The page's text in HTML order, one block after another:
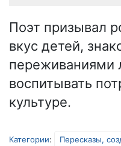
Поэт призывал
вкус детей,
переживаниями
воспитывать
культуре.
Категории: Пересказы,